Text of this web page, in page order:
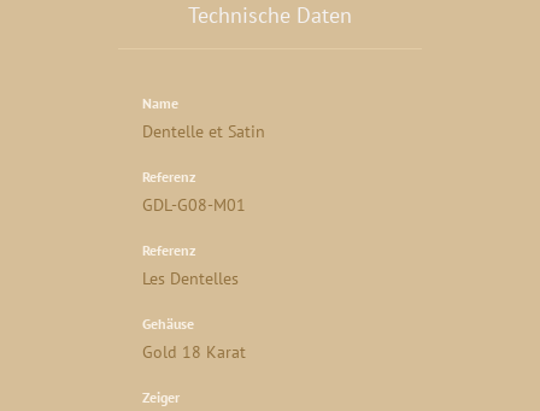
Technische Daten
Name
Dentelle et Satin
Referenz
GDL-G08-M01
Referenz
Les Dentelles
Gehäuse
Gold 18 Karat
Zeiger